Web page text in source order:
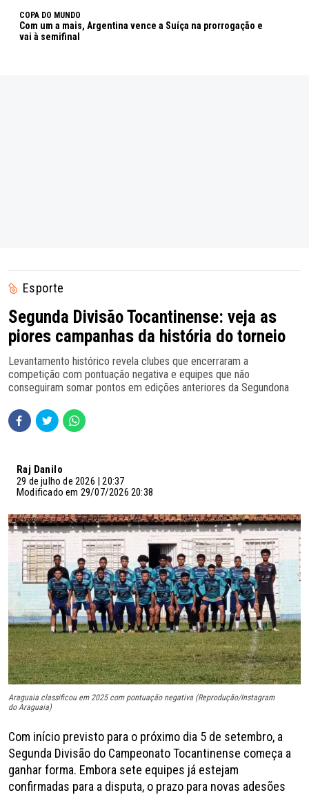
COPA DO MUNDO
Com um a mais, Argentina vence a Suíça na prorrogação e
vai à semifinal
Esporte
Segunda Divisão Tocantinense: veja as
piores campanhas da história do torneio
Levantamento histórico revela clubes que encerraram a
competição com pontuação negativa e equipes que não
conseguiram somar pontos em edições anteriores da Segundona
Raj Danilo
29 de julho de 2026 | 20:37
Modificado em 29/07/2026 20:38
Araguaia classificou em 2025 com pontuação negativa (Reprodução/Instagram
do Araguaia)
Com início previsto para o próximo dia 5 de setembro, a
Segunda Divisão do Campeonato Tocantinense começa a
ganhar forma. Embora sete equipes já estejam
confirmadas para a disputa, o prazo para novas adesões